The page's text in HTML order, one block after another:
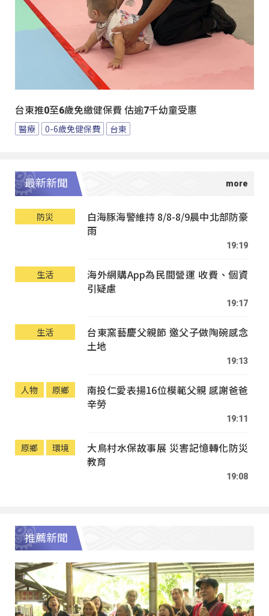
台東推0至6歲免繳健保費 估逾7千幼童受惠
醫療 0-6歲免健保費 台東
最新新聞
防災
白海豚海警維持 8/8-8/9晨中北部防豪
雨
19:19
生活
海外網購App為民間營運 收費、個資
引疑慮
19:17
生活
台東窯藝慶父親節 邀父子做陶碗感念
土地
19:13
人物 原鄉
南投仁愛表揚16位模範父親 感謝爸爸
辛勞
19:11
原鄉 環境
大鳥村水保故事展 災害記憶轉化防災
教育
19:08
推薦新聞